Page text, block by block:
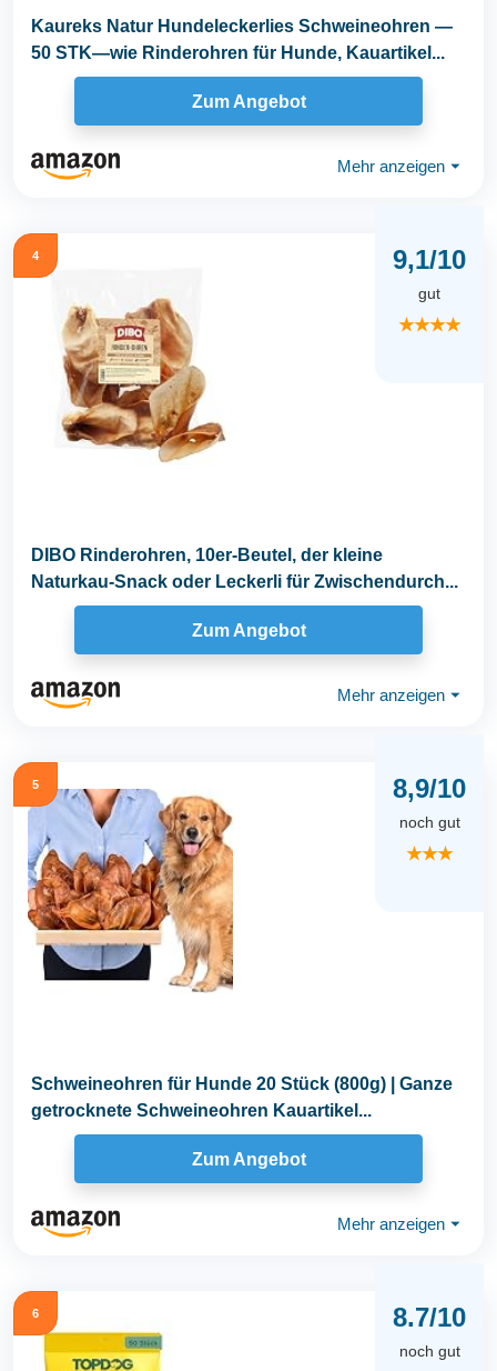
Kaureks Natur Hundeleckerlies Schweineohren —
50 STK—wie Rinderohren für Hunde, Kauartikel...
Zum Angebot
Mehr anzeigen ⏷
4 9,1/10
gut
★★★★
DIBO Rinderohren, 10er-Beutel, der kleine
Naturkau-Snack oder Leckerli für Zwischendurch...
Zum Angebot
Mehr anzeigen ⏷
5 8,9/10
noch gut
★★★
Schweineohren für Hunde 20 Stück (800g) | Ganze
getrocknete Schweineohren Kauartikel...
Zum Angebot
Mehr anzeigen ⏷
6 8.7/10
noch gut